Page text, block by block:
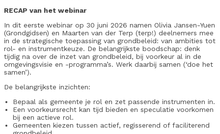
RECAP van het webinar
In dit eerste webinar op 30 juni 2026 namen Olivia Jansen-Yuen
(Grondgidsen) en Maarten van der Terp (terp!) deelnemers mee
in de strategische toepassing van grondbeleid: van ambities tot
rol- en instrumentkeuze. De belangrijkste boodschap: denk
tijdig na over de inzet van grondbeleid, bij voorkeur al in de
omgevingsvisie en -programma’s. Werk daarbij samen (‘doe het
samen’).
De belangrijkste inzichten:
Bepaal als gemeente je rol en zet passende instrumenten in.
Een voorkeursrecht kan tijd bieden en speculatie voorkomen
bij een actieve rol.
Gemeenten kiezen tussen actief, regisserend of faciliterend